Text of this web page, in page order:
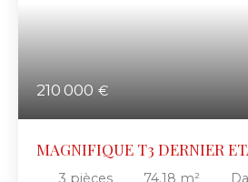
210 000 €
MAGNIFIQUE T3 DERNIER
3 pièces 74.18 m²